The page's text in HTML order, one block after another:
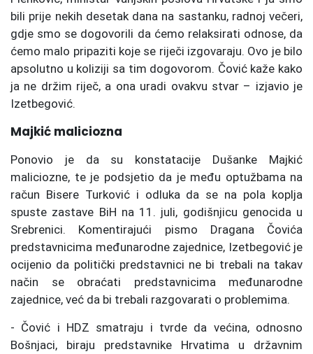
bili prije nekih desetak dana na sastanku, radnoj večeri,
gdje smo se dogovorili da ćemo relaksirati odnose, da
ćemo malo pripaziti koje se riječi izgovaraju. Ovo je bilo
apsolutno u koliziji sa tim dogovorom. Čović kaže kako
ja ne držim riječ, a ona uradi ovakvu stvar – izjavio je
Izetbegović.
Majkić maliciozna
Ponovio je da su konstatacije Dušanke Majkić
maliciozne, te je podsjetio da je među optužbama na
račun Bisere Turković i odluka da se na pola koplja
spuste zastave BiH na 11. juli, godišnjicu genocida u
Srebrenici. Komentirajući pismo Dragana Čovića
predstavnicima međunarodne zajednice, Izetbegović je
ocijenio da politički predstavnici ne bi trebali na takav
način se obraćati predstavnicima međunarodne
zajednice, već da bi trebali razgovarati o problemima.
- Čović i HDZ smatraju i tvrde da većina, odnosno
Bošnjaci, biraju predstavnike Hrvatima u državnim